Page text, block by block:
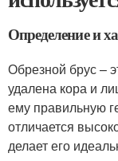
Определение и
Обрезной брус –
удалена кора и
ему правильную
отличается
делает его